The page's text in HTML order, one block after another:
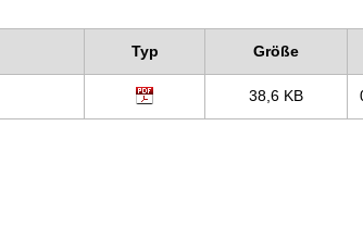
Typ Größe
38,6 KB